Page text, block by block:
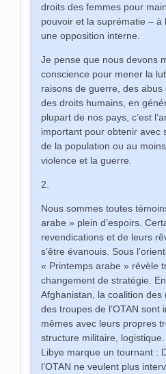
droits des femmes pour
pouvoir et la suprématie – à
une opposition interne.
Je pense que nous devons
conscience pour mener la
raisons de guerre, des
des droits humains, en
plupart de nos pays, c’est
important pour obtenir avec
de la population ou au
violence et la guerre.
2.
Nous sommes toutes
arabe » plein d’espoirs.
revendications et de leurs
s’être évanouis. Sous
« Printemps arabe » révèle
changement de stratégie.
Afghanistan, la coalition des
des troupes de l’OTAN sont
mêmes avec leurs propres
structure militaire,
Libye marque un tournant :
l’OTAN ne veulent plus